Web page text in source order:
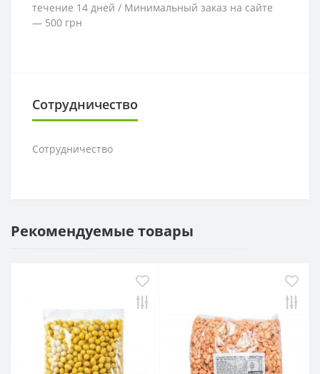
течение 14 дней / Минимальный заказ на сайте
— 500 грн
Сотрудничество
Сотрудничество
Рекомендуемые товары